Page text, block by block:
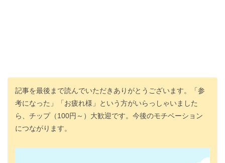
記事を最後まで読んでいただきありがとうございます。「参
考になった」「お疲れ様」という方がいらっしゃいました
ら、チップ（100円～）大歓迎です。今後のモチベーション
につながります。